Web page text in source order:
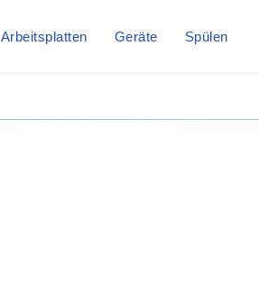
Arbeitsplatten Geräte Spülen